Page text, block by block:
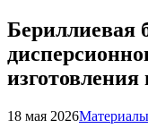
Бериллиевая
18 мая 2026